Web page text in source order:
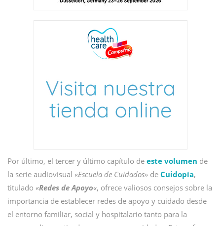
Por último, el tercer y último capítulo de este volumen de
la serie audiovisual «Escuela de Cuidados» de Cuidopía,
titulado «Redes de Apoyo«, ofrece valiosos consejos sobre la
importancia de establecer redes de apoyo y cuidado desde
el entorno familiar, social y hospitalario tanto para la